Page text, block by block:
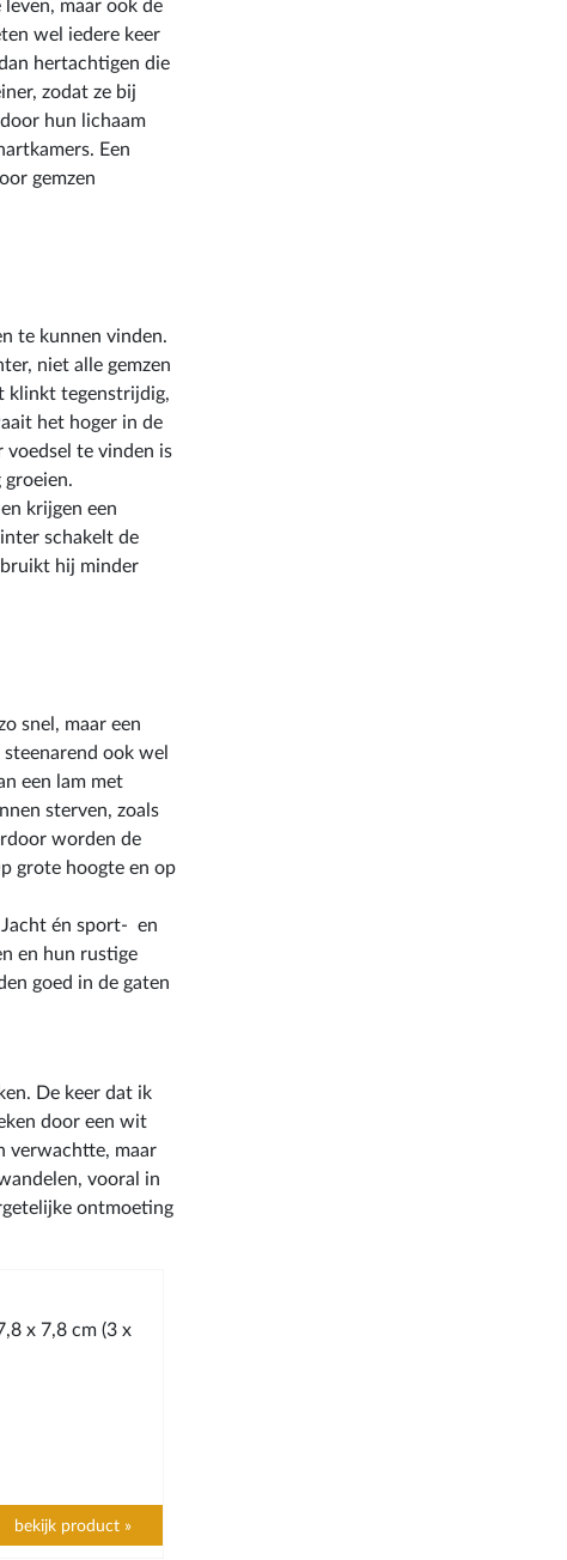
maar ook de
wel iedere keer
hertachtigen die
zodat ze bij
hun lichaam
Een
gemzen
te kunnen vinden.
niet alle gemzen
klinkt tegenstrijdig,
het hoger in de
voedsel te vinden is
groeien.
krijgen een
schakelt de
hij minder
snel, maar een
ook wel
een lam met
sterven, zoals
worden de
grote hoogte en op
Jacht én sport- en
en hun rustige
goed in de gaten
De keer dat ik
door een wit
verwachtte, maar
vooral in
ontmoeting
bekijk product »
x 7,8 cm (3 x